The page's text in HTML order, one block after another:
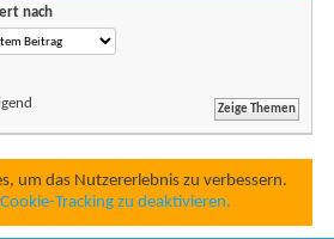
nach
um das Nutzererlebnis zu verbessern.
Tracking zu deaktivieren.